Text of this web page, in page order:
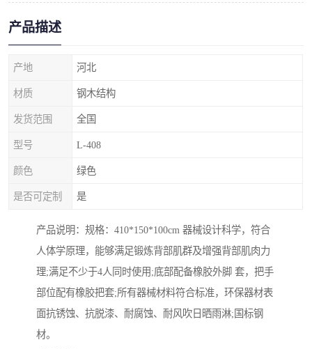
产品描述
产地 河北
材质 钢木结构
发货范围 全国
型号 L-408
颜色 绿色
是否可定制 是
产品说明：规格：410*150*100cm 器械设计科学，符合
人体学原理，能够满足锻炼背部肌群及增强背部肌肉力
理;满足不少于4人同时使用;底部配备橡胶外脚 套，把手
部位配有橡胶把套;所有器械材料符合标准，环保器材表
面抗锈蚀、抗脱漆、耐腐蚀、耐风吹日晒雨淋;国标钢
材。